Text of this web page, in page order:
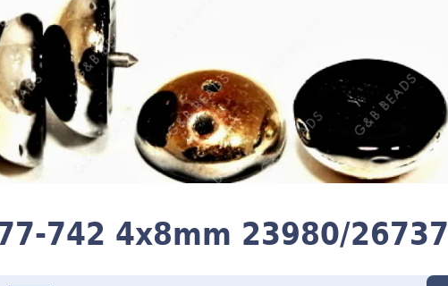
742 4x8mm 23980/26737